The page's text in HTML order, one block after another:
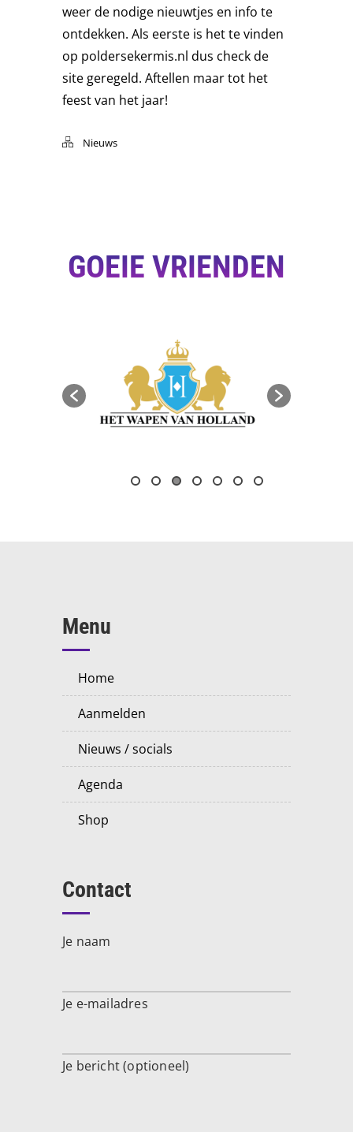
weer de nodige nieuwtjes en info te
ontdekken. Als eerste is het te vinden
op poldersekermis.nl dus check de
site geregeld. Aftellen maar tot het
feest van het jaar!
Nieuws
GOEIE VRIENDEN
Menu
home
aanmelden
nieuws / socials
agenda
shop
Contact
Je naam
Je e-mailadres
Je bericht (optioneel)